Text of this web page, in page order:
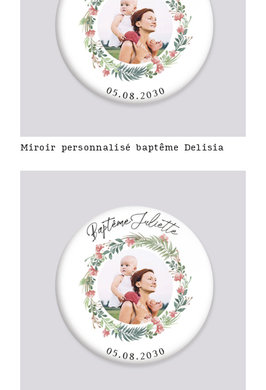
Miroir personnalisé baptême Delisia